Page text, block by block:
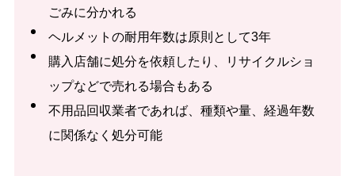
ごみに分かれる
ヘルメットの耐用年数は原則として3年
購入店舗に処分を依頼したり、リサイクルショ
ップなどで売れる場合もある
不用品回収業者であれば、種類や量、経過年数
に関係なく処分可能